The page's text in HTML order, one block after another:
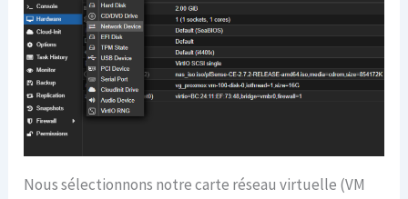
Nous sélectionnons notre carte réseau virtuelle (VM